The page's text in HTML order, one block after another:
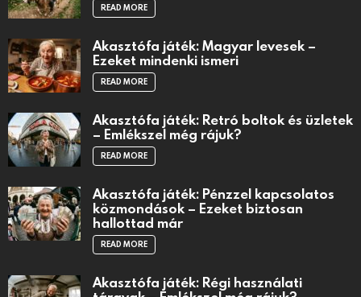
READ MORE
Akasztófa játék: Magyar levesek –
Ezeket mindenki ismeri
READ MORE
Akasztófa játék: Retró boltok és üzletek
– Emlékszel még rájuk?
READ MORE
Akasztófa játék: Pénzzel kapcsolatos
közmondások – Ezeket biztosan
hallottad már
READ MORE
Akasztófa játék: Régi használati